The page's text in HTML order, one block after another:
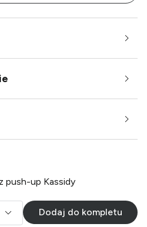
push-up Kassidy
Dodaj do kompletu